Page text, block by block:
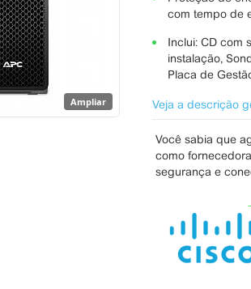
Ampliar
com tempo de
Inclui: CD com
instalação,
Placa de
Veja a descrição
Você sabia que
como
segurança e